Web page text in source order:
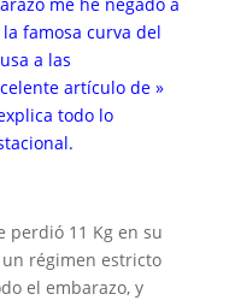
famosa curva del
a las
artículo de »
todo lo
perdió 11 Kg en su
régimen estricto
el embarazo, y